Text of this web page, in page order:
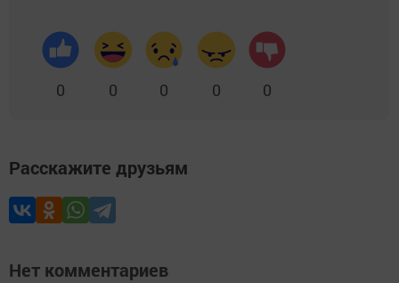
0 0 0 0 0
Расскажите друзьям
Нет комментариев